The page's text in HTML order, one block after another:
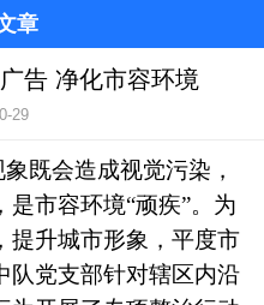
告 净化市容环境
29
既会造成视觉污染，
是市容环境“顽疾”。为
升城市形象， 平度市
队党支部针对辖区内沿
章